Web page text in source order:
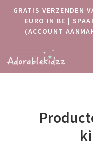
GRATIS VERZENDEN
EURO IN BE |
(ACCOUNT